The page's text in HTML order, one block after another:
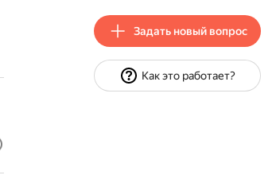
Задать новый вопрос
Как это работает?